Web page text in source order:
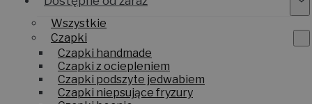
Wszystkie
Czapki
Czapki handmade
Czapki z ociepleniem
Czapki podszyte jedwabiem
Czapki niepsujące fryzury